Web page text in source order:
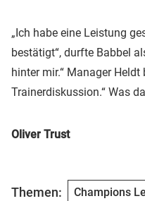
„Ich habe eine Leistung
bestätigt“, durfte Babbel
hinter mir.“ Manager
Trainerdiskussion.“ Was
Oliver Trust
Themen: Champions